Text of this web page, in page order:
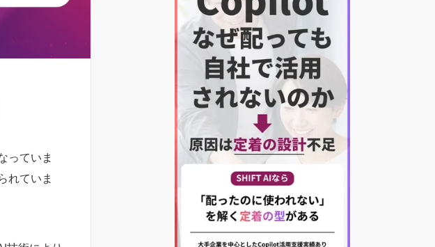
っていま
れていま